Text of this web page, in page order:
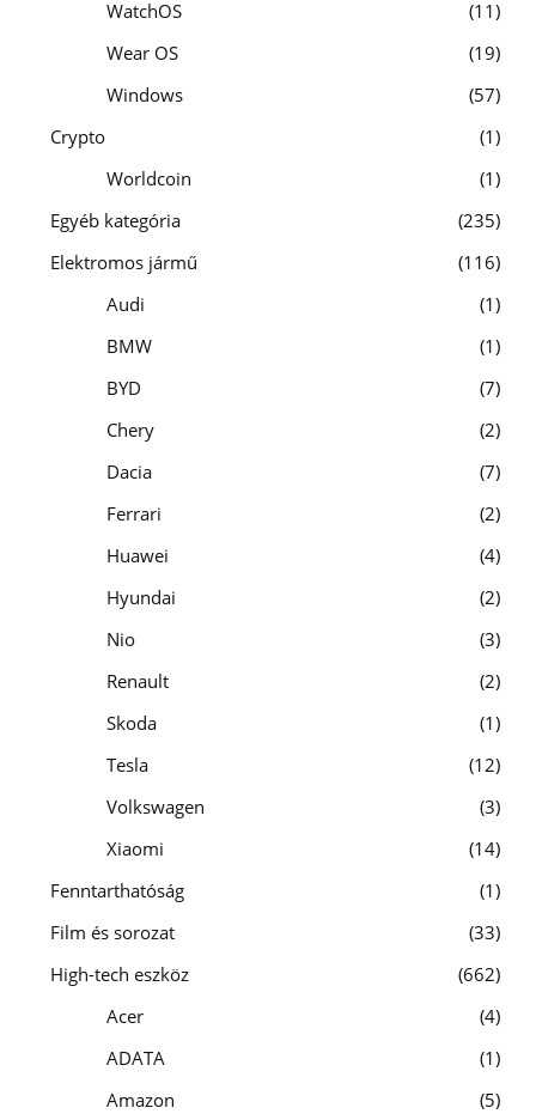
WatchOS
11
Wear OS
19
Windows
57
Crypto
1
Worldcoin
1
Egyéb kategória
235
Elektromos jármű
116
Audi
1
BMW
1
BYD
7
Chery
2
Dacia
7
Ferrari
2
Huawei
4
Hyundai
2
Nio
3
Renault
2
Skoda
1
Tesla
12
Volkswagen
3
Xiaomi
14
Fenntarthatóság
1
Film és sorozat
33
High-tech eszköz
662
Acer
4
ADATA
1
Amazon
5